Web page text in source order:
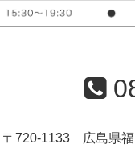
〒720-1133 広島県福